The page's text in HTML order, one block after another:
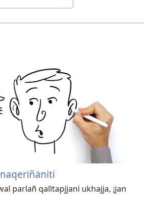
parlañ qalltapjjani ukhajja, ¡jan